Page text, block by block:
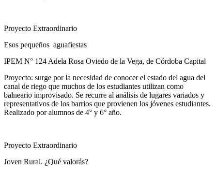
Proyecto Extraordinario
Esos pequeños aguafiestas
IPEM N° 124 Adela Rosa Oviedo de la Vega, de Córdoba Capital
Proyecto: surge por la necesidad de conocer el estado del agua del
canal de riego que muchos de los estudiantes utilizan como
balneario improvisado. Se recurre al análisis de lugares variados y
representativos de los barrios que provienen los jóvenes estudiantes.
Realizado por alumnos de 4° y 6° año.
Proyecto Extraordinario
Joven Rural. ¿Qué valorás?